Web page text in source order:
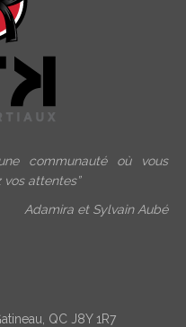
communauté où vous
attentes”
Adamira et Sylvain Aubé
QC J8Y 1R7